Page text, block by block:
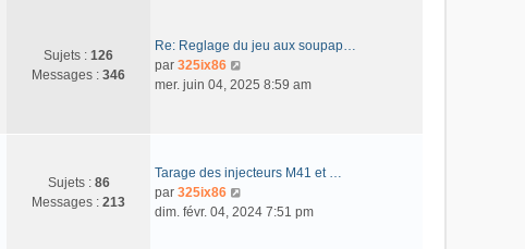
a
e
e
s
s
i
r
a
e
e
r
n
m
e
s
l
e
d
r
Sujets : 126
Messages : 346
Re: Reglage du jeu aux soupap…
par 325ix86
o
t
r
mer. juin 04, 2025 8:59 am
Sujets : 86
Messages : 213
Tarage des injecteurs M41 et …
par 325ix86
o
dim. févr. 04, 2024 7:51 pm